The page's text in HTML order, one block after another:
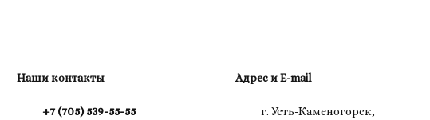
Наши контакты
+7 (705) 539-55-55
Адрес и E-mail
г. Усть-Каменогорск,